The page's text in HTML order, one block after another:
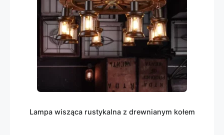
Lampa wisząca rustykalna z drewnianym kołem